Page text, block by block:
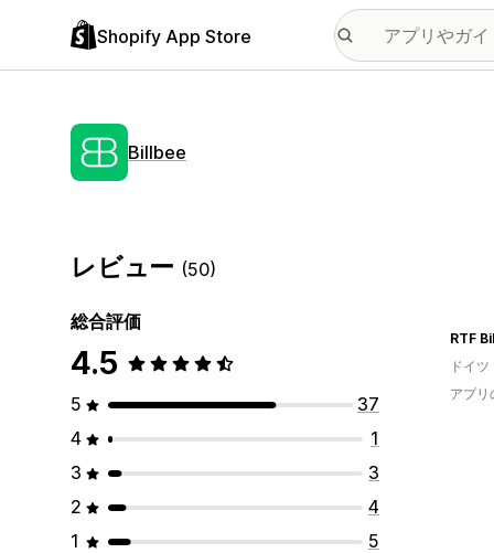
Shopify App Store
Billbee
レビュー (50)
総合評価
4.5
5
37
4
1
3
3
2
4
1
5
RTF
ドイツ
アプリ